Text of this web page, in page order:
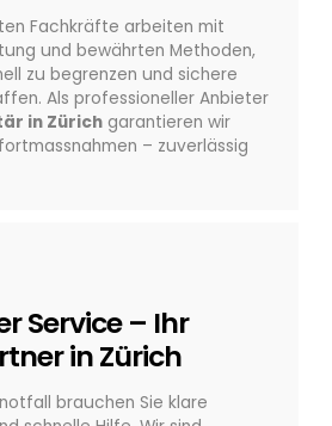
Fachkräfte arbeiten mit
und bewährten Methoden,
zu begrenzen und sichere
Als professioneller Anbieter
in Zürich garantieren wir
– zuverlässig
Service – Ihr
in Zürich
brauchen Sie klare